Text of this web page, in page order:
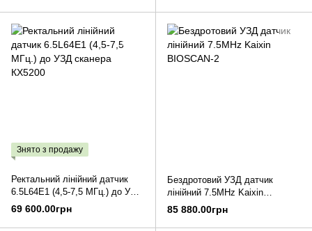
Знято з продажу
Ректальний лінійний датчик
6.5L64E1 (4,5-7,5 МГц.) до УЗД
сканера КХ5200
69 600.00грн
Бездротовий УЗД датчик
лінійний 7.5MHz Kaixin
BIOSCAN-2
85 880.00грн